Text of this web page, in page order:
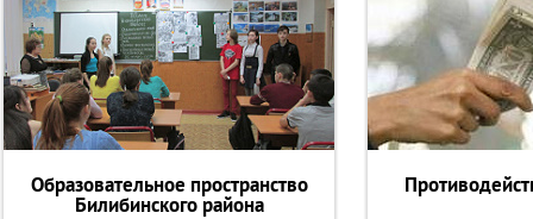
Образовательное пространство
Билибинского района